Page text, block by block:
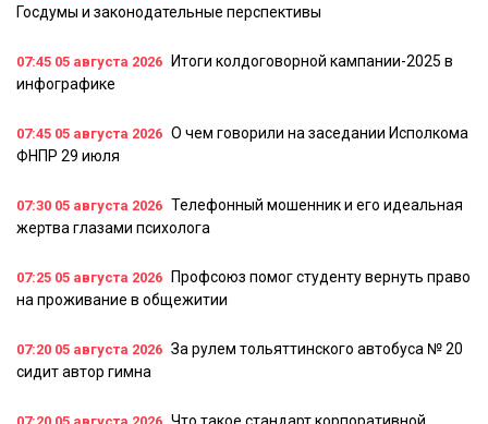
Госдумы и законодательные перспективы
07:45 05 августа 2026
Итоги колдоговорной кампании-2025 в
инфографике
07:45 05 августа 2026 О чем говорили на заседании Исполкома
ФНПР 29 июля
07:30 05 августа 2026 Телефонный мошенник и его идеальная
жертва глазами психолога
07:25 05 августа 2026
Профсоюз помог студенту вернуть право
на проживание в общежитии
07:20 05 августа 2026 За рулем тольяттинского автобуса № 20
сидит автор гимна